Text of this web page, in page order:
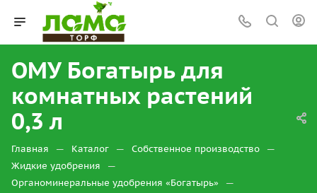
ОМУ Богатырь для
комнатных растений
0,3 л
Главная — Каталог — Собственное производство —
Жидкие удобрения —
Органоминеральные удобрения «Богатырь» —